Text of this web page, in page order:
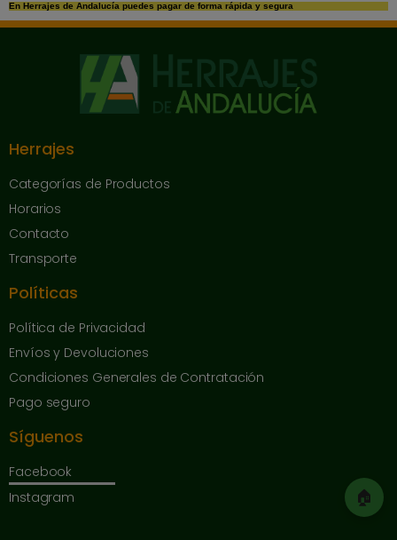
🏠
En Herrajes de Andalucía puedes pagar de forma rápida y segura
Herrajes
Categorías de Productos
Horarios
Contacto
Transporte
Políticas
Política de Privacidad
Envíos y Devoluciones
Condiciones Generales de Contratación
Pago seguro
Síguenos
Facebook
Instagram